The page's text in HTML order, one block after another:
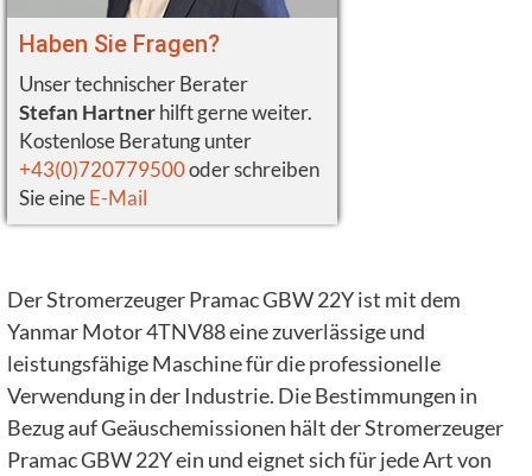
Haben Sie Fragen?
Unser technischer Berater
Stefan Hartnerhilft gerne weiter.
Kostenlose Beratung unter
+43(0)720779500oder schreiben
Sie eineE-Mail
Der Stromerzeuger Pramac GBW 22Y ist mit dem
Yanmar Motor 4TNV88 eine zuverlässige und
leistungsfähige Maschine für die professionelle
Verwendung in der Industrie. Die Bestimmungen in
Bezug auf Geäuschemissionen hält der Stromerzeuger
Pramac GBW 22Y ein und eignet sich für jede Art von